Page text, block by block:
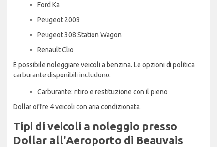
Ford Ka
Peugeot 2008
Peugeot 308 Station Wagon
Renault Clio
È possibile noleggiare veicoli a benzina. Le opzioni di politica
carburante disponibili includono:
Carburante: ritiro e restituzione con il pieno
Dollar offre 4 veicoli con aria condizionata.
Tipi di veicoli a noleggio presso
Dollar all'Aeroporto di Beauvais